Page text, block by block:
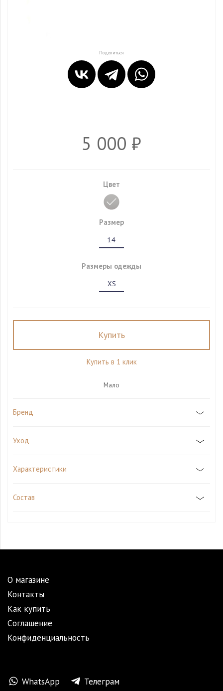
Поделиться
5 000 ₽
Цвет
Размер
14
Размеры одежды
XS
Купить
Купить в 1 клик
Мало
Бренд
Уход
Характеристики
Состав
О магазине
Контакты
Как купить
Cоглашение
Конфиденциальность
WhatsApp Телеграм